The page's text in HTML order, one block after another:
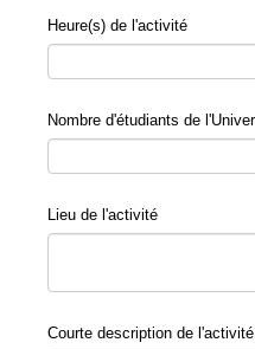
Heure(s) de l'activité
Nombre d'étudiants de
Lieu de l'activité
Courte description de l'activité